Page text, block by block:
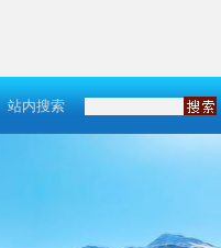
站内搜索